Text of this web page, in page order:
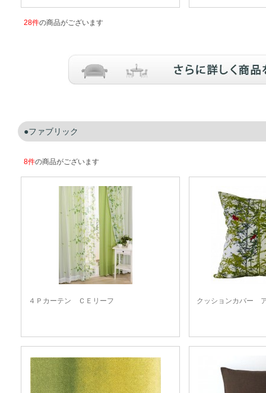
28件の商品がございます
ファブリック
8件の商品がございます
４Ｐカーテン ＣＥリーフ クッションカバー